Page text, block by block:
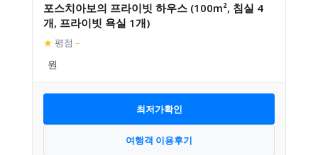
포스치아보의 프라이빗 하우스 (100m², 침실 4
개, 프라이빗 욕실 1개)
★ 평점 –
최저가확인
여행객 이용후기